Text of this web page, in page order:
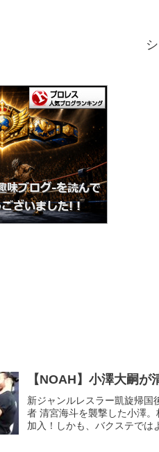
【NOAH】小澤大嗣
新ジャンルレスラー凱旋帰国
者 清宮海斗を襲撃した小澤
加入！しかも、バクステでは